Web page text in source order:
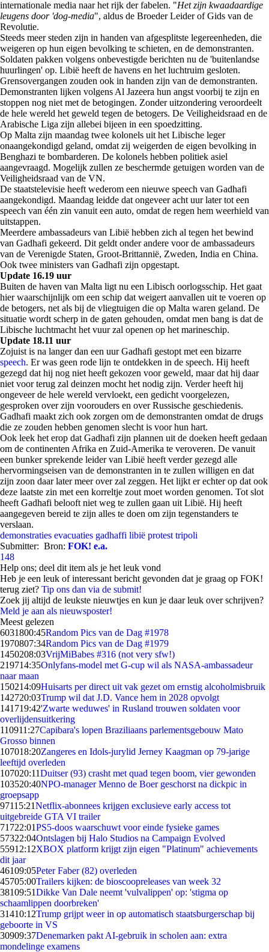
internationale media naar het rijk der fabelen. "Het zijn kwaadaardige
leugens door 'dog-media", aldus de Broeder Leider of Gids van de
Revolutie.
Steeds meer steden zijn in handen van afgesplitste legereenheden, die
weigeren op hun eigen bevolking te schieten, en de demonstranten.
Soldaten pakken volgens onbevestigde berichten nu de 'buitenlandse
huurlingen' op. Libië heeft de havens en het luchtruim gesloten.
Grensovergangen zouden ook in handen zijn van de demonstranten.
Demonstranten lijken volgens Al Jazeera hun angst voorbij te zijn en
stoppen nog niet met de betogingen. Zonder uitzondering veroordeelt
de hele wereld het geweld tegen de betogers. De Veiligheidsraad en de
Arabische Liga zijn allebei bijeen in een spoedzitting.
Op Malta zijn maandag twee kolonels uit het Libische leger
onaangekondigd geland, omdat zij weigerden de eigen bevolking in
Benghazi te bombarderen. De kolonels hebben politiek asiel
aangevraagd. Mogelijk zullen ze beschermde getuigen worden van de
Veiligheidsraad van de VN.
De staatstelevisie heeft wederom een nieuwe speech van Gadhafi
aangekondigd. Maandag leidde dat ongeveer acht uur later tot een
speech van één zin vanuit een auto, omdat de regen hem weerhield van
uitstappen.
Meerdere ambassadeurs van Libië hebben zich al tegen het bewind
van Gadhafi gekeerd. Dit geldt onder andere voor de ambassadeurs
van de Verenigde Staten, Groot-Brittannië, Zweden, India en China.
Ook twee ministers van Gadhafi zijn opgestapt.
Update 16.19 uur
Buiten de haven van Malta ligt nu een Libisch oorlogsschip. Het gaat
hier waarschijnlijk om een schip dat weigert aanvallen uit te voeren op
de betogers, net als bij de vliegtuigen die op Malta waren geland. De
situatie wordt scherp in de gaten gehouden, omdat men bang is dat de
Libische luchtmacht het vuur zal openen op het marineschip.
Update 18.11 uur
Zojuist is na langer dan een uur Gadhafi gestopt met een bizarre
speech. Er was geen rode lijn te ontdekken in de speech. Hij heeft
gezegd dat hij nog niet heeft gekozen voor geweld, maar dat hij daar
niet voor terug zal deinzen mocht het nodig zijn. Verder heeft hij
ongeveer de hele wereld vervloekt, een gedicht voorgelezen,
gesproken over zijn voorouders en over Russische geschiedenis.
Gadhafi maakt zich ook zorgen om de demonstranten omdat de drugs
die ze zouden hebben genomen slecht is voor hun hart.
Ook leek het erop dat Gadhafi zijn plannen uit de doeken heeft gedaan
om de continenten Afrika en Zuid-Amerika te veroveren. De vanuit
een bunker sprekende leider van Libië heeft verder gezegd alle
hervormingseisen van de demonstranten in te zullen willigen en dat
zijn zoon daar later meer over zal zeggen. Het lijkt er echter op dat ook
deze laatste zin met een korreltje zout moet worden genomen. Tot slot
heeft Gadhafi belooft niet weg te zullen gaan uit Libië. Hij heeft
aangegeven bereid te zijn alles te doen om zijn tegenstanders te
verslaan.
demonstraties evacuaties gadhaffi libië protest tripoli
Submitter: Bron: FOK! e.a.
148
Help ons; deel dit item als je het leuk vond
Heb je een leuk of interessant bericht gevonden dat je graag op FOK!
terug ziet? Tip ons dan via de submit!
Zoek jij altijd de leukste nieuwtjes en kun je daar leuk over schrijven?
Meld je aan als nieuwsposter!
Meest gelezen
6031800:45Random Pics van de Dag #1978
1970807:34Random Pics van de Dag #1979
1450208:03VrijMiBabes #316 (not very sfw!)
219714:35Onlyfans-model met G-cup wil als NASA-ambassadeur
naar maan
150214:09Huisarts per direct uit vak gezet om ernstig alcoholmisbruik
142720:03Trump wil dat J.D. Vance hem in 2028 opvolgt
141719:42'Zwarte weduwes' in Rusland trouwen soldaten voor
overlijdensuitkering
110911:27Capibara's lopen Braziliaans parlementsgebouw Mato
Grosso binnen
107018:20Zangeres en Idols-jurylid Jerney Kaagman op 79-jarige
leeftijd overleden
107020:11Duitser (93) crasht met quad tegen boom, vier gewonden
103520:40NPO-manager Menno de Boer geschorst na dickpic in
groepsapp
97115:21Netflix-abonnees krijgen exclusieve early access tot
uitgebreide GTA VI trailer
71722:01PS5-doos waarschuwt voor einde fysieke games
57322:04Ontslagen bij Halo Studios na Campaign Evolved
55912:12XBOX platform krijgt zijn eigen "Platinum" achievements
dit jaar
46109:05Peter Faber (82) overleden
45705:00Trailers kijken: de bioscoopreleases van week 32
38109:51Dikke Van Dale neemt 'vulvalippen' op: 'stigma op
schaamlippen doorbreken'
31410:12Trump grijpt weer in op automatisch staatsburgerschap bij
geboorte in VS
30909:37Denemarken pakt AI-gebruik in scholen aan: extra
mondelinge examens